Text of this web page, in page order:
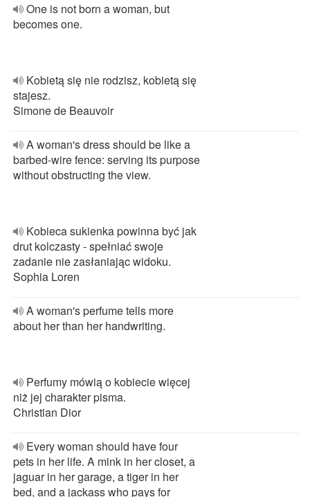
One is not born a woman, but
becomes one.
Kobietą się nie rodzisz, kobietą się
stajesz.
Simone de Beauvoir
A woman's dress should be like a
barbed-wire fence: serving its purpose
without obstructing the view.
Kobieca sukienka powinna być jak
drut kolczasty - spełniać swoje
zadanie nie zasłaniając widoku.
Sophia Loren
A woman's perfume tells more
about her than her handwriting.
Perfumy mówią o kobiecie więcej
niż jej charakter pisma.
Christian Dior
Every woman should have four
pets in her life. A mink in her closet, a
jaguar in her garage, a tiger in her
bed, and a jackass who pays for